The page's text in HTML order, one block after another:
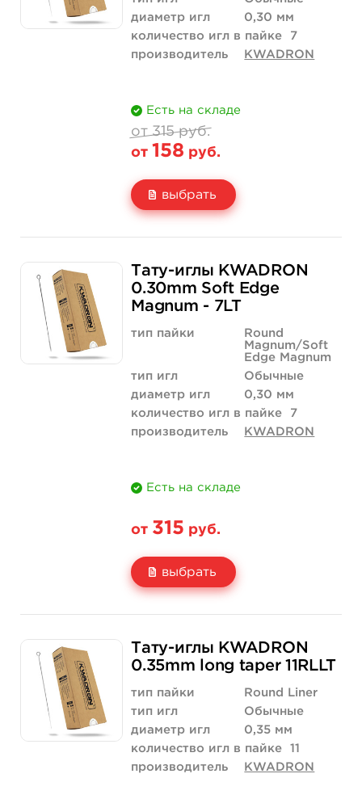
диаметр игл
0,30 мм
количество игл в пайке
7
производитель
KWADRON
Есть на складе
от 315 руб.
от 158 руб.
выбрать
Цена
Количество
315 руб.
158 руб.
купить
630 руб.
315 руб.
Тату-иглы KWADRON
0.30mm Soft Edge
Magnum - 7LT
тип пайки
Round
Magnum/Soft
Edge Magnum
тип игл
Обычные
диаметр игл
0,30 мм
количество игл в пайке
7
производитель
KWADRON
Есть на складе
от 315 руб.
выбрать
Цена
Количество
315 руб.
купить
630 руб.
купить
Тату-иглы KWADRON
0.35mm long taper 11RLLT
тип пайки
Round Liner
тип игл
Обычные
диаметр игл
0,35 мм
количество игл в пайке
11
производитель
KWADRON